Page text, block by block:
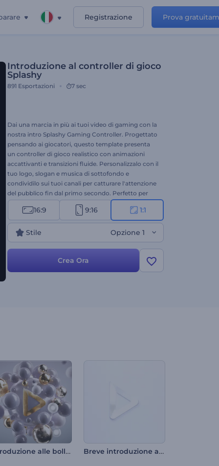
Registrazione Prova
Introduzione al controller di gioco
Splashy
891 Esportazioni 7 sec
Dai una marcia in più ai tuoi video di gaming con la
nostra intro Splashy Gaming Controller. Progettato
pensando ai giocatori, questo template presenta
un controller di gioco realistico con animazioni
accattivanti e transizioni fluide. Personalizzalo con il
tuo logo, slogan e musica di sottofondo e
condividilo sui tuoi canali per catturare l'attenzione
del pubblico fin dal primo secondo. Perfetto per
intro e outro di videogiochi, live streaming su
YouTube, montaggi di gameplay e molti altri
progetti simili. Provalo subito e porta i tuoi
contenuti di gaming a un livello superiore!
16:9 9:16 1:1
Stile Opzione 1
Crea Ora
Introduzione alle bolle metalliche Breve introduzione all'attività